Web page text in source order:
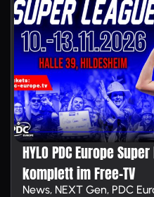
HYLO PDC Europe
komplett im Free-TV
News, NEXT Gen, PDC